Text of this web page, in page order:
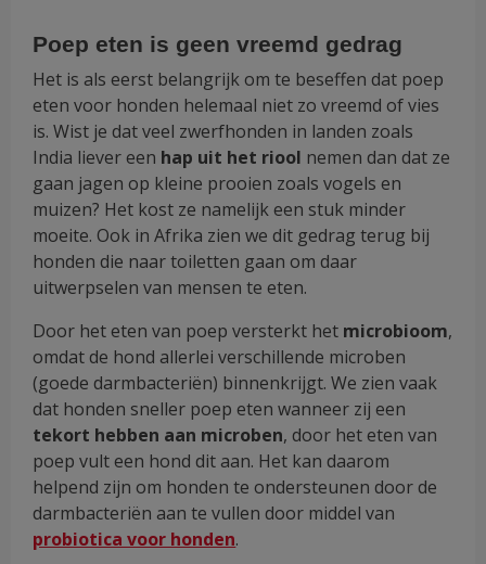
Poep eten is geen vreemd gedrag
Het is als eerst belangrijk om te beseffen dat poep
eten voor honden helemaal niet zo vreemd of vies
is. Wist je dat veel zwerfhonden in landen zoals
India liever een hap uit het riool nemen dan dat ze
gaan jagen op kleine prooien zoals vogels en
muizen? Het kost ze namelijk een stuk minder
moeite. Ook in Afrika zien we dit gedrag terug bij
honden die naar toiletten gaan om daar
uitwerpselen van mensen te eten.
Door het eten van poep versterkt het microbioom,
omdat de hond allerlei verschillende microben
(goede darmbacteriën) binnenkrijgt. We zien vaak
dat honden sneller poep eten wanneer zij een
tekort hebben aan microben, door het eten van
poep vult een hond dit aan. Het kan daarom
helpend zijn om honden te ondersteunen door de
darmbacteriën aan te vullen door middel van
probiotica voor honden.